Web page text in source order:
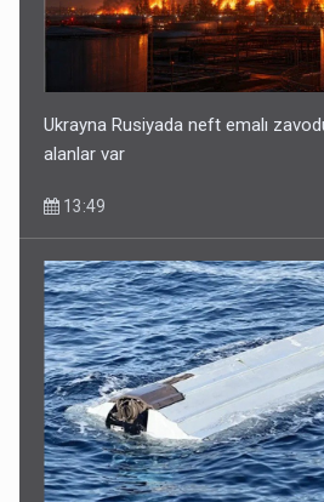
Fırıldaqçıların yeni silahı: Süni
əvvəl diqqətli olun
“Təlimdə idim, gəlib gördüm ki,
VİDEO
09:54
Ukrayna Rusiyada neft emalı
alanlar var
13:49